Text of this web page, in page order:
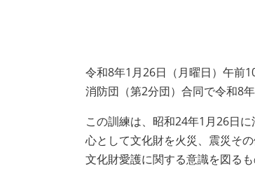
令和8年1月26日（月曜日）午前
消防団（第2分団）合同で令和8
この訓練は、昭和24年1月26日
心として文化財を火災、震災そ
文化財愛護に関する意識を図るも